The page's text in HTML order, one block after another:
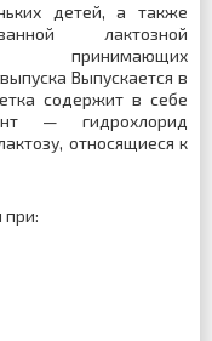
детей, а также
лактозной
Выпускается в
содержит в себе
— гидрохлорид
относящиеся к
при: